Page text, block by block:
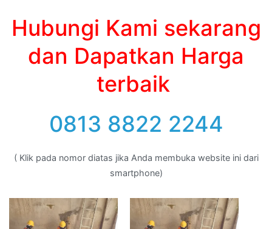
Hubungi Kami sekarang
dan Dapatkan Harga
terbaik
0813 8822 2244
( Klik pada nomor diatas jika Anda membuka website ini dari
smartphone)